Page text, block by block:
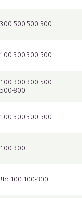
300-500 500-800
100-300 300-500
100-300 300-500
500-800
100-300 300-500
100-300
До 100 100-300